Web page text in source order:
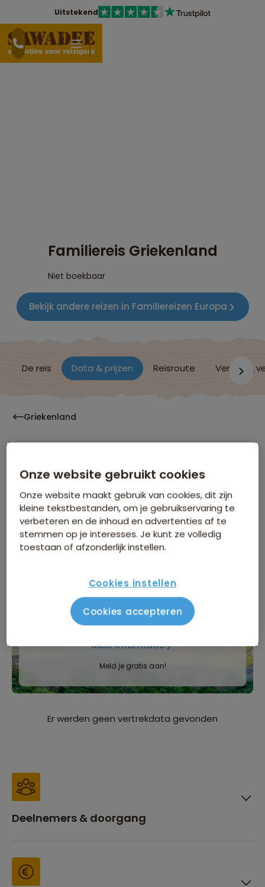
Uitstekend
Familiereis Griekenland
Niet boekbaar
Bekijk andere reizen in Familiereizen Europa
De reis Data & prijzen Reisroute Verblijf &
Griekenland
Klik op de links voor meer informatie over:
Inbegrepen in de reissom
Bijkomende kosten
INFORMATIEDAG
Zaterdag 5 september, Natlab in Eindhoven
Meer informatie
Meld je gratis aan!
Er werden geen vertrekdata gevonden
Deelnemers & doorgang
Onze website gebruikt cookies
Onze website maakt gebruik van cookies, dit zijn
kleine tekstbestanden, om je gebruikservaring te
verbeteren en de inhoud en advertenties af te
stemmen op je interesses. Je kunt ze volledig
toestaan of afzonderlijk instellen.
Cookies instellen
Cookies accepteren